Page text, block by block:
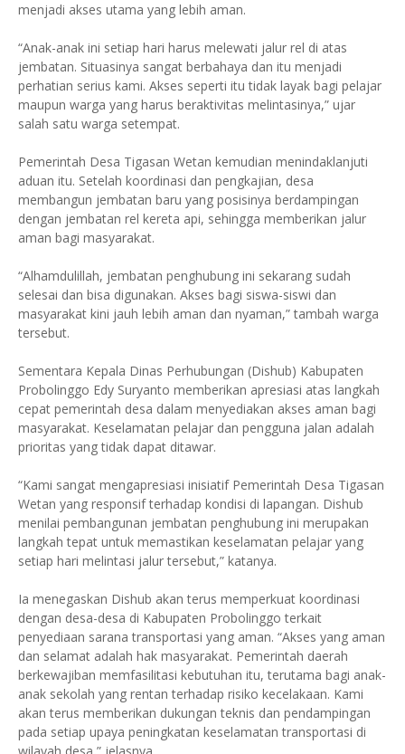
menjadi akses utama yang lebih aman.
“Anak-anak ini setiap hari harus melewati jalur rel di atas
jembatan. Situasinya sangat berbahaya dan itu menjadi
perhatian serius kami. Akses seperti itu tidak layak bagi pelajar
maupun warga yang harus beraktivitas melintasinya,” ujar
salah satu warga setempat.
Pemerintah Desa Tigasan Wetan kemudian menindaklanjuti
aduan itu. Setelah koordinasi dan pengkajian, desa
membangun jembatan baru yang posisinya berdampingan
dengan jembatan rel kereta api, sehingga memberikan jalur
aman bagi masyarakat.
“Alhamdulillah, jembatan penghubung ini sekarang sudah
selesai dan bisa digunakan. Akses bagi siswa-siswi dan
masyarakat kini jauh lebih aman dan nyaman,” tambah warga
tersebut.
Sementara Kepala Dinas Perhubungan (Dishub) Kabupaten
Probolinggo Edy Suryanto memberikan apresiasi atas langkah
cepat pemerintah desa dalam menyediakan akses aman bagi
masyarakat. Keselamatan pelajar dan pengguna jalan adalah
prioritas yang tidak dapat ditawar.
“Kami sangat mengapresiasi inisiatif Pemerintah Desa Tigasan
Wetan yang responsif terhadap kondisi di lapangan. Dishub
menilai pembangunan jembatan penghubung ini merupakan
langkah tepat untuk memastikan keselamatan pelajar yang
setiap hari melintasi jalur tersebut,” katanya.
Ia menegaskan Dishub akan terus memperkuat koordinasi
dengan desa-desa di Kabupaten Probolinggo terkait
penyediaan sarana transportasi yang aman. “Akses yang aman
dan selamat adalah hak masyarakat. Pemerintah daerah
berkewajiban memfasilitasi kebutuhan itu, terutama bagi anak-
anak sekolah yang rentan terhadap risiko kecelakaan. Kami
akan terus memberikan dukungan teknis dan pendampingan
pada setiap upaya peningkatan keselamatan transportasi di